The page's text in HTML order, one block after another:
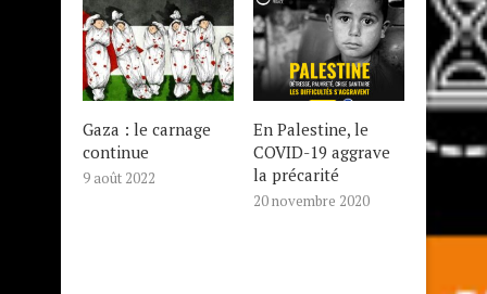
Gaza : le carnage
continue
9 août 2022
En Palestine, le
COVID-19 aggrave
la précarité
20 novembre 2020